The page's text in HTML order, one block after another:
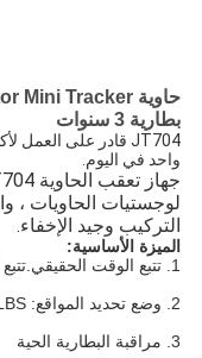
بطارية 3 سنوات
واحد في اليوم.
التركيب وجيد الإخفاء.
الميزة الأساسية:
1. تتبع الوقت الحقيقي.تتبع الوقت الثابتتتبع الحدث
2. وضع تحديد المواقع: GPS / AGPS / LBS
3. مراقبة البطارية الحية